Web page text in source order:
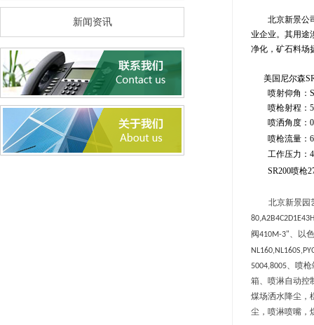
新闻资讯
北京新景公
业企业。其用途
净化，矿石料场
美国尼尔森
喷射仰角：
喷枪射程：
喷洒角度：
喷枪流量：
工作压力： 4
SR200喷枪
北京新景园
80,A2B4C
阀410M-3"、以
5004,8005、喷
箱、喷淋自动控
煤场洒水降尘，
尘，喷淋喷嘴，